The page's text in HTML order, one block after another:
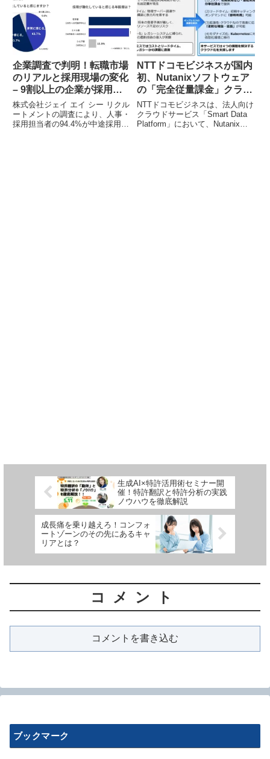
ト組織の構築・運営支援を開始し
ました。人生の大切な選択を諦め
ることなく、自分らしく働ける社
会の実現を目指します。
理」を追加しました。これによ
り、企業は課題抽出からアクショ
ンプラン推進までをスムーズに行
い、組織改善活動の「自走」を促
進できるようになります。
企業調査で判明！転職市場
のリアルと採用現場の変化
– 9割以上の企業が採用難
を実感
株式会社ジェイ エイ シー リクル
ートメントの調査により、人事・
採用担当者の94.4%が中途採用の
NTTドコモビジネスが国内
初、Nutanixソフトウェア
の「完全従量課金」クラウ
ドサービス「ハイパーバイ
ザー Nutanix」を提供開始
NTTドコモビジネスは、法人向け
クラウドサービス「Smart Data
Platform」において、Nutanixソ
生成AI×特許活用術セミナー開
催！特許翻訳と特許分析の実践
ノウハウを徹底解説
成長痛を乗り越えろ！コンフォ
ートゾーンのその先にあるキャ
リアとは？
コメント
コメントを書き込む
ブックマーク